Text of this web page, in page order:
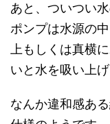
あと、ついつい
ポンプは水源の
上もしくは真横
いと水を吸い上
なんか違和感あ